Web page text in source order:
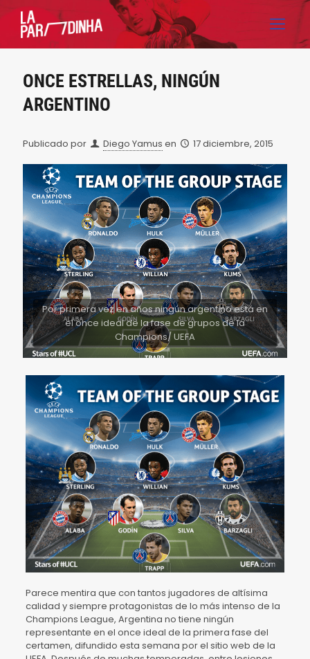
ONCE ESTRELLAS, NINGÚN
ARGENTINO
Publicado por Diego Yamus en 17 diciembre, 2015
Por primera vez en años ningún argentino está en
el once ideal de la fase de grupos de la
Champions/ UEFA
Parece mentira que con tantos jugadores de altísima
calidad y siempre protagonistas de lo más intenso de la
Champions League, Argentina no tiene ningún
representante en el once ideal de la primera fase del
certamen, difundido esta semana por el sitio web de la